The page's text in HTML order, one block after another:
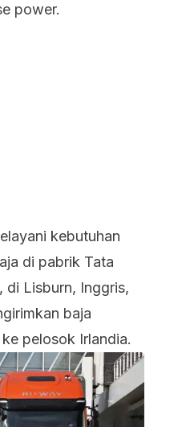
power.
kebutuhan
di pabrik Tata
di Lisburn, Inggris,
baja
pelosok Irlandia.